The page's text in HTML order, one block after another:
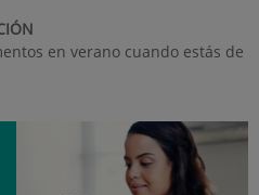
en verano cuando estás de